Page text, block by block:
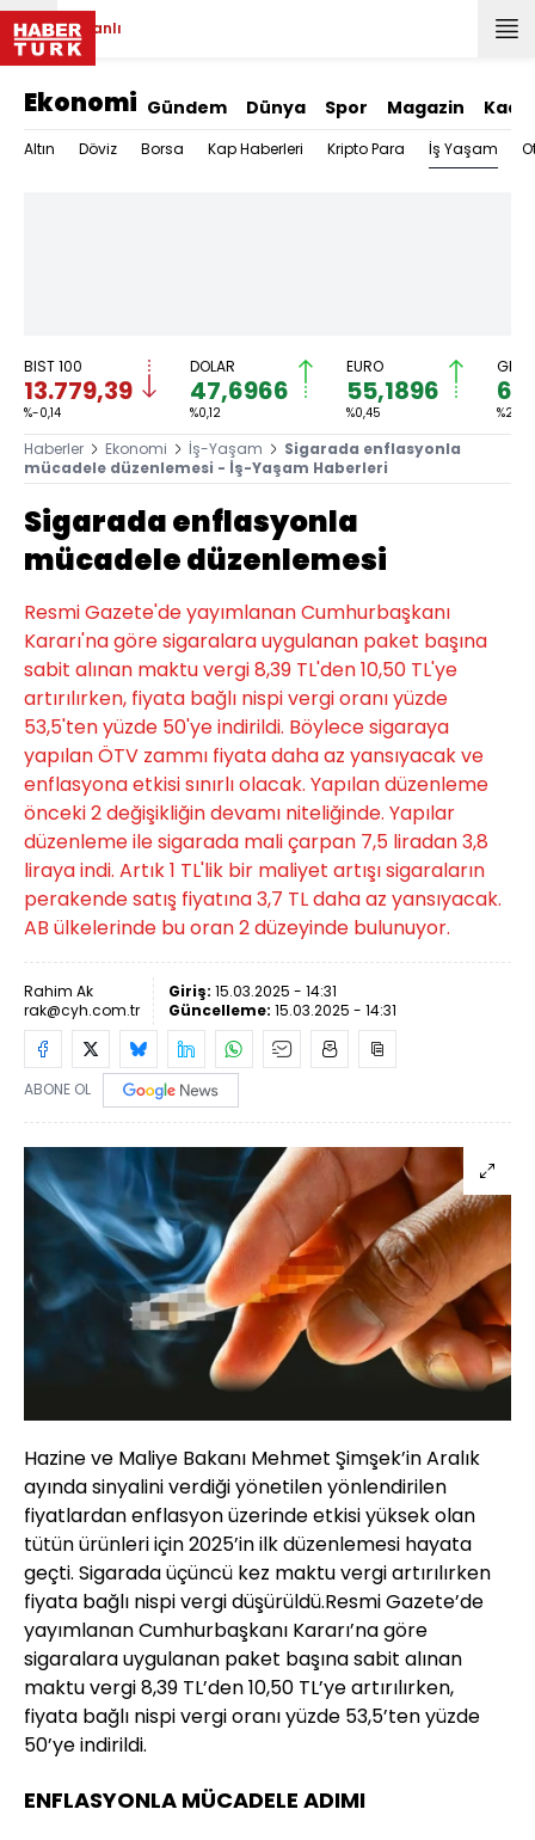
Canlı
Ekonomi Gündem Dünya Spor Magazin
Altın Döviz Borsa Kap Haberleri Kripto Para İş Yaşam
BIST 100
13.779,39
%-0,14
DOLAR
47,6966
%0,12
EURO
55,1896
%0,45 %2,59
Haberler Ekonomi İş-Yaşam
Sigarada enflasyonla
mücadele düzenlemesi - İş-Yaşam Haberleri
Sigarada enflasyonla
mücadele düzenlemesi
Resmi Gazete'de yayımlanan Cumhurbaşkanı
Kararı'na göre sigaralara uygulanan paket başına
sabit alınan maktu vergi 8,39 TL'den 10,50 TL'ye
artırılırken, fiyata bağlı nispi vergi oranı yüzde
53,5'ten yüzde 50'ye indirildi. Böylece sigaraya
yapılan ÖTV zammı fiyata daha az yansıyacak ve
enflasyona etkisi sınırlı olacak. Yapılan düzenleme
önceki 2 değişikliğin devamı niteliğinde. Yapılar
düzenleme ile sigarada mali çarpan 7,5 liradan 3,8
liraya indi. Artık 1 TL'lik bir maliyet artışı sigaraların
perakende satış fiyatına 3,7 TL daha az yansıyacak.
AB ülkelerinde bu oran 2 düzeyinde bulunuyor.
Rahim Ak
rak@cyh.com.tr
Giriş: 15.03.2025 - 14:31
Güncelleme: 15.03.2025 - 14:31
ABONE OL
Hazine ve Maliye Bakanı Mehmet Şimşek’in Aralık
ayında sinyalini verdiği yönetilen yönlendirilen
fiyatlardan enflasyon üzerinde etkisi yüksek olan
tütün ürünleri için 2025’in ilk düzenlemesi hayata
geçti. Sigarada üçüncü kez maktu vergi artırılırken
fiyata bağlı nispi vergi düşürüldü.Resmi Gazete’de
yayımlanan Cumhurbaşkanı Kararı’na göre
sigaralara uygulanan paket başına sabit alınan
maktu vergi 8,39 TL’den 10,50 TL’ye artırılırken,
fiyata bağlı nispi vergi oranı yüzde 53,5’ten yüzde
50’ye indirildi.
ENFLASYONLA MÜCADELE ADIMI